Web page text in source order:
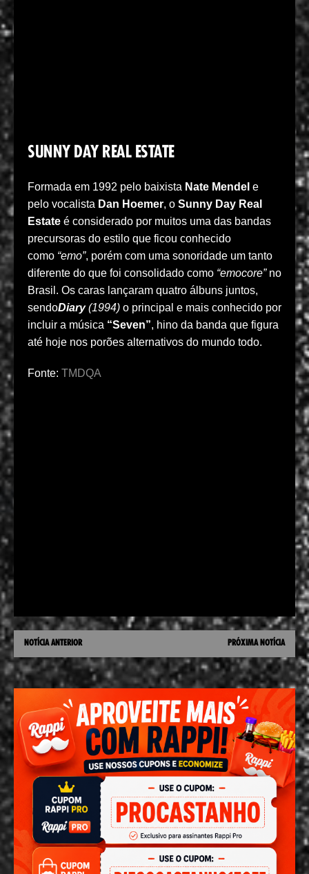
SUNNY DAY REAL ESTATE
Formada em 1992 pelo baixista Nate Mendel e
pelo vocalista Dan Hoemer, o Sunny Day Real
Estate é considerado por muitos uma das bandas
precursoras do estilo que ficou conhecido
como “emo”, porém com uma sonoridade um tanto
diferente do que foi consolidado como “emocore”no
Brasil. Os caras lançaram quatro álbuns juntos,
sendoDiary(1994) o principal e mais conhecido por
incluir a música “Seven”, hino da banda que figura
até hoje nos porões alternativos do mundo todo.
Fonte: TMDQA
NOTÍCIA ANTERIOR PRÓXIMA NOTÍCIA